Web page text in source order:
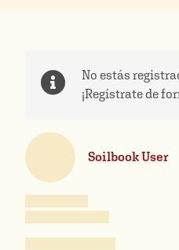
No estás
¡Regístrate de
Soilbook User